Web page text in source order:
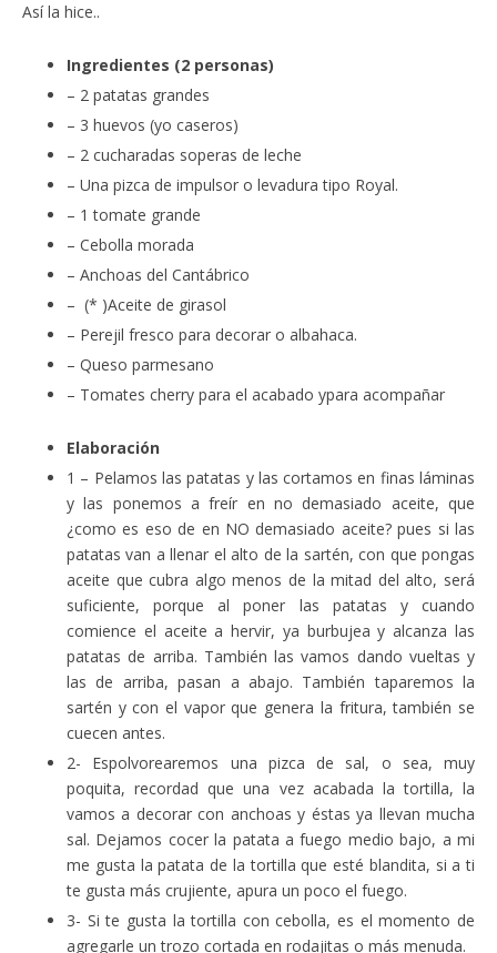
Así la hice..
Ingredientes (2 personas)
– 2 patatas grandes
– 3 huevos (yo caseros)
– 2 cucharadas soperas de leche
– Una pizca de impulsor o levadura tipo Royal.
– 1 tomate grande
– Cebolla morada
– Anchoas del Cantábrico
– (* )Aceite de girasol
– Perejil fresco para decorar o albahaca.
– Queso parmesano
– Tomates cherry para el acabado ypara acompañar
Elaboración
1 – Pelamos las patatas y las cortamos en finas láminas
y las ponemos a freír en no demasiado aceite, que
¿como es eso de en NO demasiado aceite? pues si las
patatas van a llenar el alto de la sartén, con que pongas
aceite que cubra algo menos de la mitad del alto, será
suficiente, porque al poner las patatas y cuando
comience el aceite a hervir, ya burbujea y alcanza las
patatas de arriba. También las vamos dando vueltas y
las de arriba, pasan a abajo. También taparemos la
sartén y con el vapor que genera la fritura, también se
cuecen antes.
2- Espolvorearemos una pizca de sal, o sea, muy
poquita, recordad que una vez acabada la tortilla, la
vamos a decorar con anchoas y éstas ya llevan mucha
sal. Dejamos cocer la patata a fuego medio bajo, a mi
me gusta la patata de la tortilla que esté blandita, si a ti
te gusta más crujiente, apura un poco el fuego.
3- Si te gusta la tortilla con cebolla, es el momento de
agregarle un trozo cortada en rodajitas o más menuda.